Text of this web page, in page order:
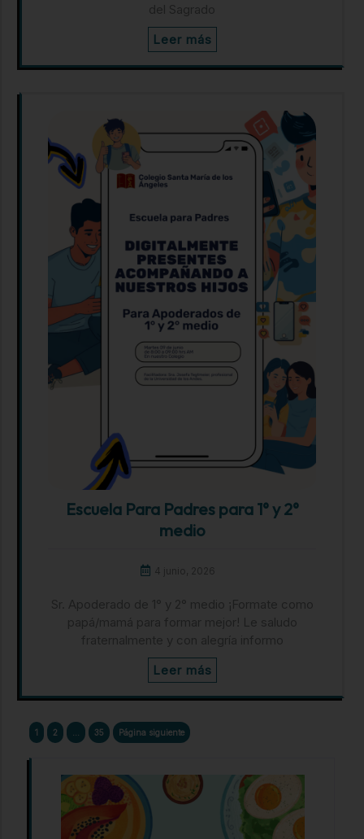
del Sagrado
Leer más
Escuela Para Padres para 1° y 2°
medio
4 junio, 2026
Sr. Apoderado de 1° y 2° medio ¡Formate como
papá/mamá para formar mejor! Le saludo
fraternalmente y con alegría informo
Leer más
1 2 35 Página siguiente